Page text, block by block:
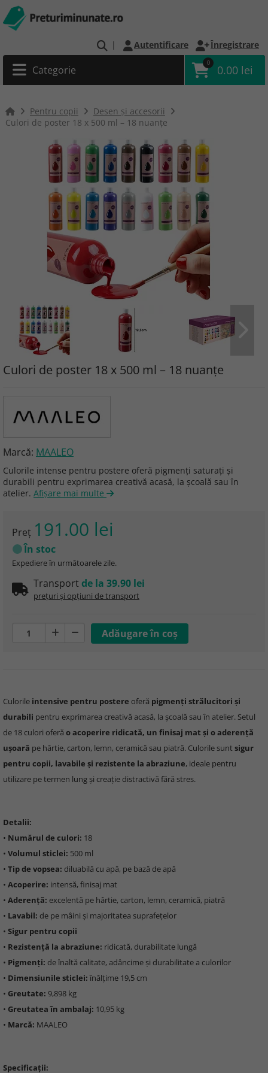
| Autentificare Înregistrare
Categorie
0
0.00 lei
Pentru copii
Desen și accesorii
Culori de poster 18 x 500 ml – 18 nuanțe
Culori de poster 18 x 500 ml – 18 nuanțe
Marcă: MAALEO
Culorile intense pentru postere oferă pigmenți saturați și
durabili pentru exprimarea creativă acasă, la școală sau în
atelier. Afişare mai multe
Preţ 191.00 lei
În stoc
Expediere în următoarele zile.
Transport de la 39.90 lei
prețuri și opțiuni de transport
Culorile intensive pentru postere oferă pigmenți strălucitori și
durabili pentru exprimarea creativă acasă, la școală sau în atelier. Setul
de 18 culori oferă o acoperire ridicată, un finisaj mat și o aderență
ușoară pe hârtie, carton, lemn, ceramică sau piatră. Culorile sunt sigur
pentru copii, lavabile și rezistente la abraziune, ideale pentru
utilizare pe termen lung și creație distractivă fără stres.
Detalii:
• Numărul de culori: 18
• Volumul sticlei: 500 ml
• Tip de vopsea: diluabilă cu apă, pe bază de apă
• Acoperire: intensă, finisaj mat
• Aderență: excelentă pe hârtie, carton, lemn, ceramică, piatră
• Lavabil: de pe mâini și majoritatea suprafețelor
• Sigur pentru copii
• Rezistență la abraziune: ridicată, durabilitate lungă
• Pigmenți: de înaltă calitate, adâncime și durabilitate a culorilor
• Dimensiunile sticlei: înălțime 19,5 cm
• Greutate: 9,898 kg
• Greutatea în ambalaj: 10,95 kg
• Marcă: MAALEO
Specificații: